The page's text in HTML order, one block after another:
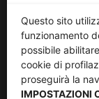
Questo sito
funzionamento
possibile
cookie di
proseguirà la
IMPOSTAZIONI
AZIENDA
Chi siamo
Governance